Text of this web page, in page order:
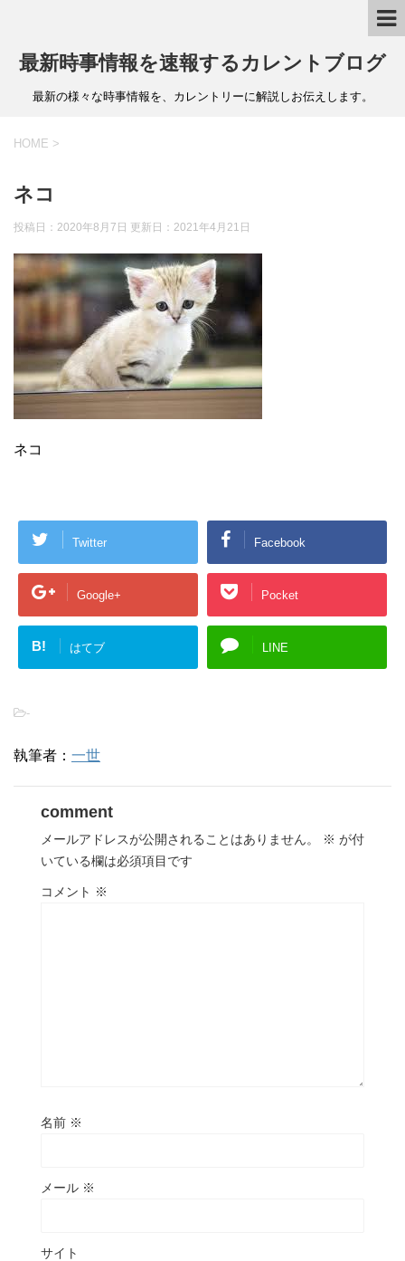
最新時事情報を速報するカレントブログ
最新の様々な時事情報を、カレントリーに解説しお伝えします。
HOME >
ネコ
投稿日：2020年8月7日 更新日： 2021年4月21日
ネコ
Twitter Facebook
Google+ Pocket
B! はてブ LINE
-
執筆者： 一世
comment
メールアドレスが公開されることはありません。 ※ が付
いている欄は必須項目です
コメント ※
名前 ※
メール ※
サイト